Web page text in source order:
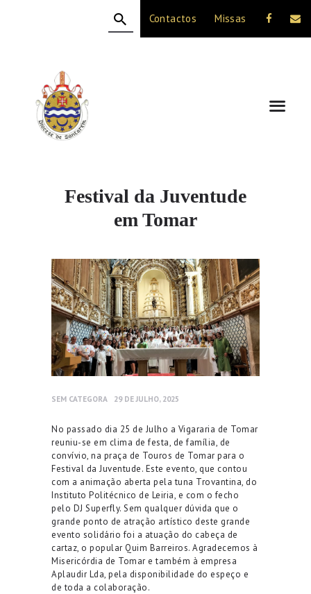
Contactos Missas
Festival da Juventude
em Tomar
A DIOCESE
CELEBRAÇÃO
VIDA CRISTÃ
NOTÍCIAS
SEM CATEGORA 29 DE JULHO, 2025
No passado dia 25 de Julho a Vigararia de Tomar
reuniu-se em clima de festa, de família, de
convívio, na praça de Touros de Tomar para o
Festival da Juventude. Este evento, que contou
com a animação aberta pela tuna Trovantina, do
Instituto Politécnico de Leiria, e com o fecho
pelo DJ Superfly. Sem qualquer dúvida que o
grande ponto de atração artístico deste grande
evento solidário foi a atuação do cabeça de
cartaz, o popular Quim Barreiros. Agradecemos à
Misericórdia de Tomar e também à empresa
Aplaudir Lda, pela disponibilidade do espeço e
de toda a colaboração.